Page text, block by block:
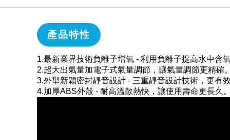
產品特性
1.最新業界技術負離子增氧 - 利用負離子提高水中含氧
2.超大出氣量加電子式氣量調節，讓氣量調節更精確。
3.外型新穎密封靜音設計 - 三重靜音設計技術，更有效
4.加厚ABS外殼 - 耐高溫散熱快，讓使用壽命更長久。